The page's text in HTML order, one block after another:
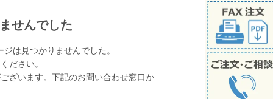
せんでした
は見つかりませんでした。
ださい。
ざいます。下記のお問い合わせ窓口か